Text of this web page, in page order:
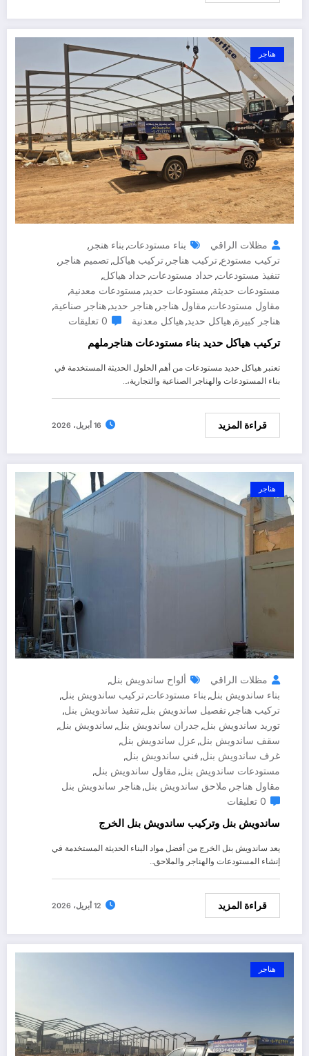
هناجر
مظلات الراقي بناء مستودعات, بناء هنجر ,
تركيب مستودع,تركيب هناجر ,تركيب هياكل,تصميم هناجر ,
تنفيذ مستودعات, حداد مستودعات, حداد هياكل,
مستودعات حديثة, مستودعات حديد, مستودعات معدنية,
مقاول مستودعات, مقاول هناجر ,هناجر حديد,هناجر صناعية,
هناجر كبيرة,هياكل حديد,هياكل معدنية 0 تعليقات
تركيب هياكل حديد بناء مستودعات هناجرملهم
تعتبر هياكل حديد مستودعات من أهم الحلول الحديثة المستخدمة في
بناء المستودعات والهناجر الصناعية والتجارية،…
قراءة المزيد 16 أبريل، 2026
هناجر
مظلات الراقي ألواح ساندويش بنل,
بناء ساندويش بنل, بناء مستودعات,تركيب ساندويش بنل,
تركيب هناجر ,تفصيل ساندويش بنل,تنفيذ ساندويش بنل,
توريد ساندويش بنل, جدران ساندويش بنل, ساندويش بنل,
سقف ساندويش بنل, عزل ساندويش بنل,
غرف ساندويش بنل, فني ساندويش بنل,
مستودعات ساندويش بنل, مقاول ساندويش بنل,
مقاول هناجر , ملاحق ساندويش بنل,هناجر ساندويش بنل
0 تعليقات
ساندويش بنل وتركيب ساندويش بنل الخرج
يعد ساندويش بنل الخرج من أفضل مواد البناء الحديثة المستخدمة في
إنشاء المستودعات والهناجر والملاحق…
قراءة المزيد 12 أبريل، 2026
هناجر